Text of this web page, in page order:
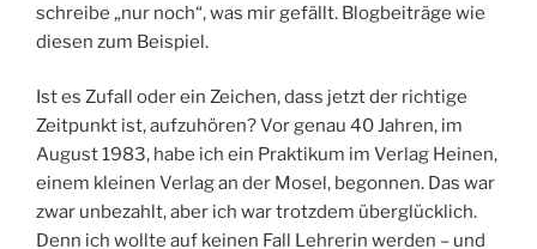
schreibe „nur noch“, was mir gefällt. Blogbeiträge wie
diesen zum Beispiel.
Ist es Zufall oder ein Zeichen, dass jetzt der richtige
Zeitpunkt ist, aufzuhören? Vor genau 40 Jahren, im
August 1983, habe ich ein Praktikum im Verlag Heinen,
einem kleinen Verlag an der Mosel, begonnen. Das war
zwar unbezahlt, aber ich war trotzdem überglücklich.
Denn ich wollte auf keinen Fall Lehrerin werden – und